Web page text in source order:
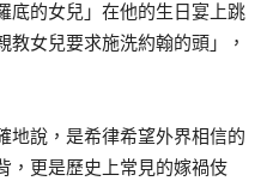
底的女兒」在他的生日宴上跳
女兒要求施洗約翰的頭」，
地說，是希律希望外界相信的
，更是歷史上常見的嫁禍伎